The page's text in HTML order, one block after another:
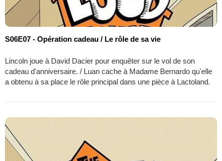
S06E07 - Opération cadeau / Le rôle de sa vie
Lincoln joue à David Dacier pour enquêter sur le vol de son
cadeau d'anniversaire. / Luan cache à Madame Bernardo qu'elle
a obtenu à sa place le rôle principal dans une pièce à Lactoland.